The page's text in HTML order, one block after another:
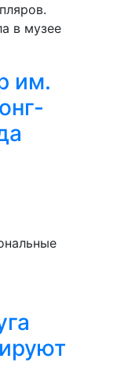
в музее
им.